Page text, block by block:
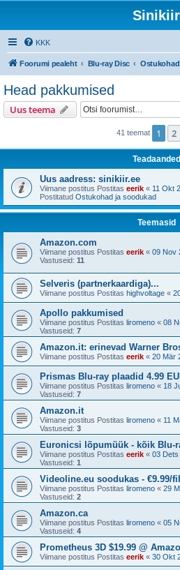
Sinikiir
KKK
Foorumi pealeht Blu-ray Disc
Head pakkumised
Uus teema
41 teemat 1 2
Teadaanded
Uus aadress: sinikiir.ee
Viimane postitus Postitas eerik « 11 Okt
Postitatud Ostukohad ja soodukad
Teemasid
Amazon.com
Viimane postitus Postitas eerik « 09 Nov
Vastuseid: 11
Selveris (partnerkaardiga)...
Viimane postitus Postitas highvoltage «
Apollo pakkumised
Viimane postitus Postitas liromeno « 08
Vastuseid: 7
Amazon.it: erinevad Warner
Viimane postitus Postitas eerik « 20 Mär
Prismas Blu-ray plaadid 4.99
Viimane postitus Postitas liromeno « 18
Vastuseid: 7
Amazon.it
Viimane postitus Postitas liromeno « 11
Vastuseid: 3
Euronicsi lõpumüük - kõik Blu-
Viimane postitus Postitas eerik « 03 Dets
Vastuseid: 1
Videoline.eu soodukas - €9.99/
Viimane postitus Postitas liromeno « 29
Vastuseid: 2
Amazon.ca
Viimane postitus Postitas liromeno « 05
Vastuseid: 4
Prometheus 3D $19.99 @
Viimane postitus Postitas eerik « 30 Okt